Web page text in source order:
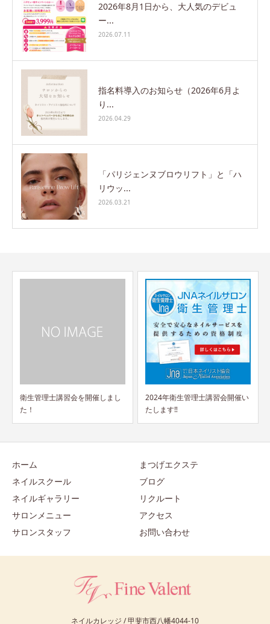
2026年8月1日から、大人気のデビュ
ー...
2026.07.11
指名料導入のお知らせ（2026年6月よ
り...
2026.04.29
「パリジェンヌブロウリフト」と「ハ
リウッ...
2026.03.21
2024年衛生管理士講習会開催い
2種類のV3ファンデの違い
ホーム
ネイルスクール
ネイルギャラリー
サロンメニュー
サロンスタッフ
まつげエクステ
ブログ
リクルート
アクセス
お問い合わせ
ネイルカレッジ / 甲斐市西八幡4044-10